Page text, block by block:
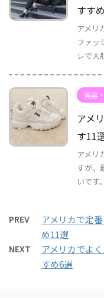
すす
アメリ
ファッ
レで大
美容
アメ
す11
アメリ
すが、
いです
PREV
アメリカで定
め11選
NEXT
アメリカでよ
すめ6選